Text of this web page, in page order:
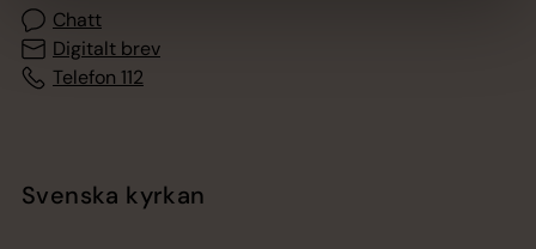
Chatt
Digitalt brev
Telefon 112
Svenska kyrkan